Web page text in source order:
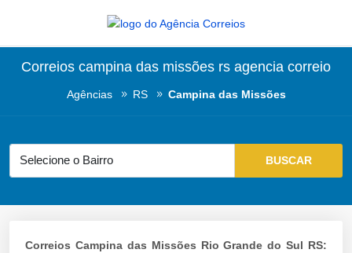
Correios campina das missões rs agencia correio
Agências RS Campina das Missões
Correios Campina das Missões Rio Grande do Sul RS: